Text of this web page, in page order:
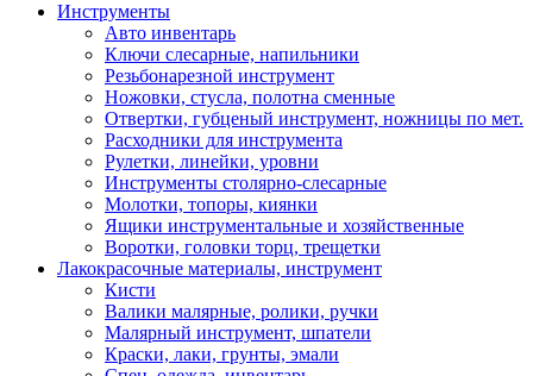
Инструменты
Авто инвентарь
Ключи слесарные, напильники
Резьбонарезной инструмент
Ножовки, стусла, полотна сменные
Отвертки, губценый инструмент, ножницы по мет.
Расходники для инструмента
Рулетки, линейки, уровни
Инструменты столярно-слесарные
Молотки, топоры, киянки
Ящики инструментальные и хозяйственные
Воротки, головки торц, трещетки
Лакокрасочные материалы, инструмент
Кисти
Валики малярные, ролики, ручки
Малярный инструмент, шпатели
Краски, лаки, грунты, эмали